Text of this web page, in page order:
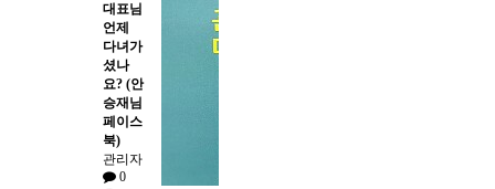
대표님
언제
다녀가
셨나
요? (안
승재님
페이스
북)
관리자
0